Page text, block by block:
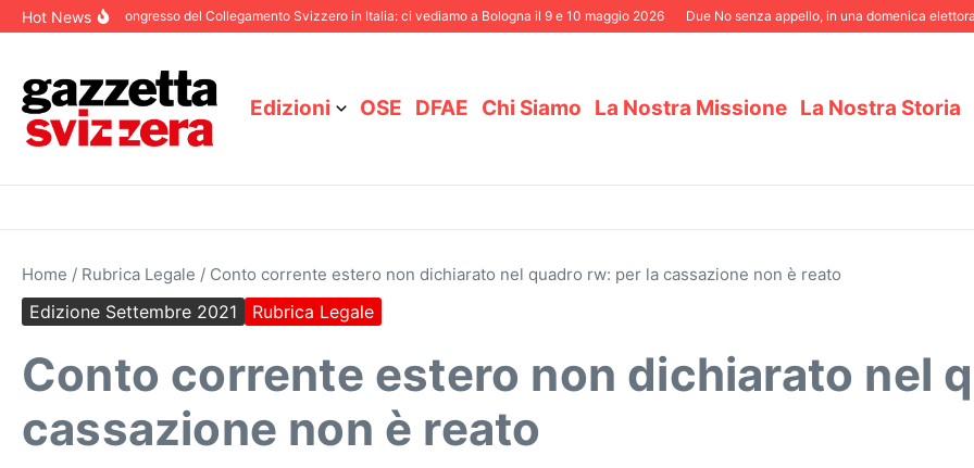
Salta al contenuto
Hot News
2025 87° Congresso del Collegamento Svizzero in Italia: ci vediamo a Bologna il 9 e 10 maggio 2026 Due No senza appello, in una domenica elettorale
Edizioni OSE DFAE Chi Siamo La Nostra Missione La Nostra Storia
Home / Rubrica Legale / Conto corrente estero non dichiarato nel quadro rw: per la cassazione non è reato
Edizione Settembre 2021 Rubrica Legale
Conto corrente estero non dichiarato nel
cassazione non è reato